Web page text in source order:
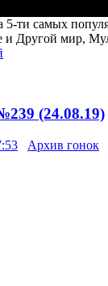
5-ти самых
и Другой мир,
(24.08.19)
Архив гонок